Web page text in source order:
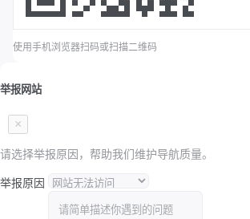
使用手机浏览器扫码或扫描二维码
举报网站
×
请选择举报原因，帮助我们维护导航质量。
举报原因